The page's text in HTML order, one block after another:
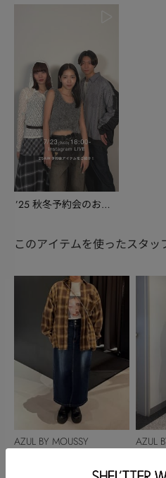
’25 秋冬予約会のおす
このアイテムを使ったスタッ
AZUL BY MOUSSY
AZUL
155cm